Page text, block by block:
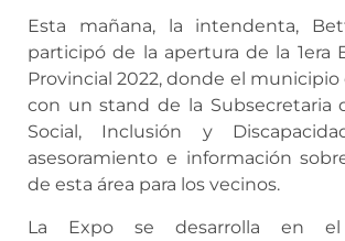
Esta mañana, la intendenta,
participó de la apertura de la 1era
Provincial 2022, donde el
con un stand de la Subsecretaria
Social, Inclusión y
asesoramiento e información
de esta área para los vecinos.
La Expo se desarrolla en